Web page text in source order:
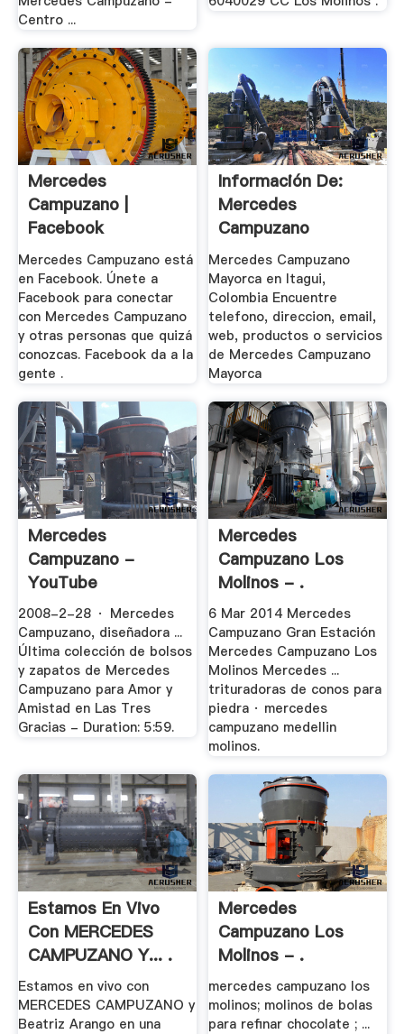
Centro ...
Mercedes
Campuzano |
Facebook
Mercedes Campuzano está
en Facebook. Únete a
Facebook para conectar
con Mercedes Campuzano
y otras personas que quizá
conozcas. Facebook da a la
gente .
Información De:
Mercedes
Campuzano
Mayorca .
Mercedes Campuzano
Mayorca en Itagui,
Colombia Encuentre
telefono, direccion, email,
web, productos o servicios
de Mercedes Campuzano
Mayorca
Mercedes
Campuzano -
YouTube
2008-2-28 · Mercedes
Campuzano, diseñadora ...
Última colección de bolsos
y zapatos de Mercedes
Campuzano para Amor y
Amistad en Las Tres
Gracias - Duration: 5:59.
Mercedes
Campuzano Los
Molinos - .
6 Mar 2014 Mercedes
Campuzano Gran Estación
Mercedes Campuzano Los
Molinos Mercedes ...
trituradoras de conos para
piedra · mercedes
campuzano medellin
molinos.
Estamos En Vivo
Con MERCEDES
CAMPUZANO Y... .
Estamos en vivo con
MERCEDES CAMPUZANO y
Beatriz Arango en una
Mercedes
Campuzano Los
Molinos - .
mercedes campuzano los
molinos; molinos de bolas
para refinar chocolate ; ...